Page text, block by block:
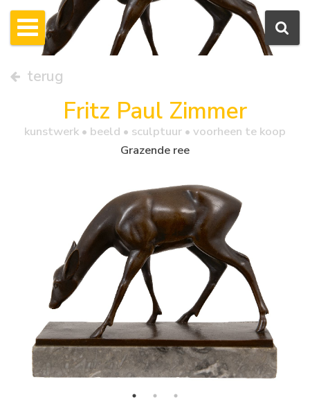
terug
Fritz Paul Zimmer
kunstwerk • beeld • sculptuur • voorheen te koop
Grazende ree